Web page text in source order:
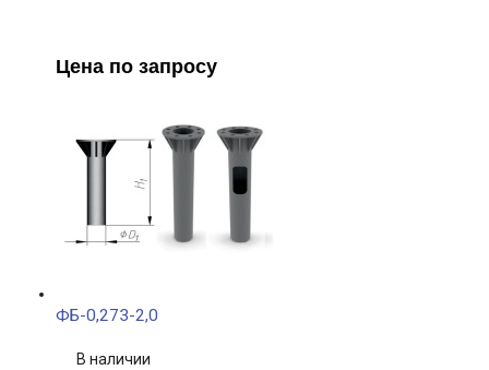
Цена по запросу
ФБ-0,273-2,0
В наличии